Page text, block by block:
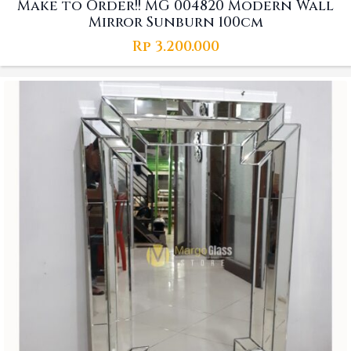
Make to Order!! MG 004820 Modern Wall
Mirror Sunburn 100cm
Rp 3.200.000